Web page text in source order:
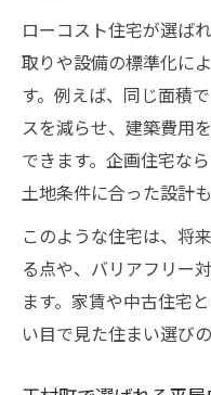
ローコスト住宅が選ば
取りや設備の標準化に
す。例えば、同じ面積
スを減らせ、建築費用
できます。企画住宅な
土地条件に合った設計
このような住宅は、将
る点や、バリアフリー
ます。家賃や中古住宅
い目で見た住まい選び